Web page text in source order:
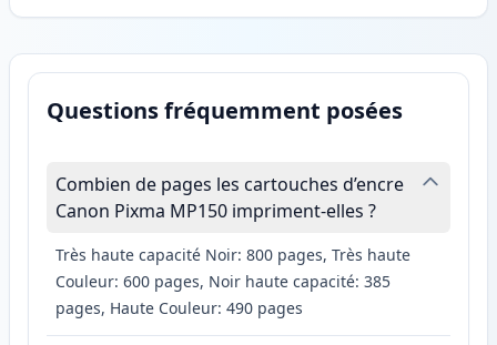
Questions fréquemment posées
Combien de pages les cartouches d’encre
Canon Pixma MP150 impriment-elles ?
Très haute capacité Noir: 800 pages, Très haute
Couleur: 600 pages, Noir haute capacité: 385
pages, Haute Couleur: 490 pages